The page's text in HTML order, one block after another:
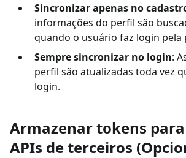
Sincronizar apenas no
informações do perfil são
quando o usuário faz login pela
Sempre sincronizar no login:
perfil são atualizadas toda vez
login.
Armazenar tokens
APIs de terceiros